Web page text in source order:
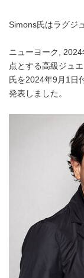
Simons氏はラグジ
ニューヨーク,
点とする高級ジュ
氏を2024年9月1日
発表しました。